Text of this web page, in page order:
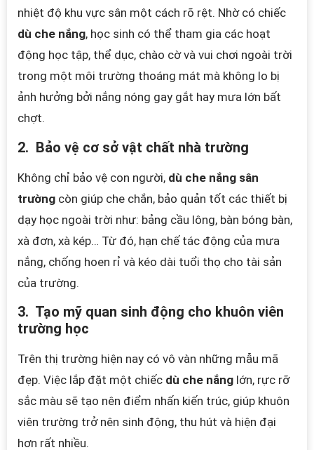
nhiệt độ khu vực sân một cách rõ rệt. Nhờ có chiếc
dù che nắng, học sinh có thể tham gia các hoạt
động học tập, thể dục, chào cờ và vui chơi ngoài trời
trong một môi trường thoáng mát mà không lo bị
ảnh hưởng bởi nắng nóng gay gắt hay mưa lớn bất
chợt.
2. Bảo vệ cơ sở vật chất nhà trường
Không chỉ bảo vệ con người, dù che nắng sân
trường còn giúp che chắn, bảo quản tốt các thiết bị
dạy học ngoài trời như: bảng cầu lông, bàn bóng bàn,
xà đơn, xà kép… Từ đó, hạn chế tác động của mưa
nắng, chống hoen rỉ và kéo dài tuổi thọ cho tài sản
của trường.
3. Tạo mỹ quan sinh động cho khuôn viên
trường học
Trên thị trường hiện nay có vô vàn những mẫu mã
đẹp. Việc lắp đặt một chiếc dù che nắng lớn, rực rỡ
sắc màu sẽ tạo nên điểm nhấn kiến trúc, giúp khuôn
viên trường trở nên sinh động, thu hút và hiện đại
hơn rất nhiều.